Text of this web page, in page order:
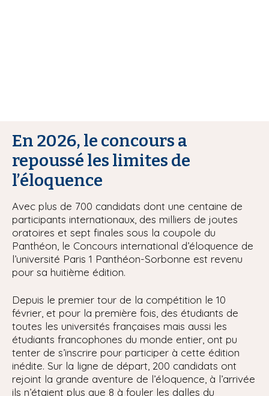
En 2026, le concours a
repoussé les limites de
l’éloquence
Avec plus de 700 candidats dont une centaine de
participants internationaux, des milliers de joutes
oratoires et sept finales sous la coupole du
Panthéon, le Concours international d’éloquence de
l’université Paris 1 Panthéon-Sorbonne est revenu
pour sa huitième édition.
Depuis le premier tour de la compétition le 10
février, et pour la première fois, des étudiants de
toutes les universités françaises mais aussi les
étudiants francophones du monde entier, ont pu
tenter de s’inscrire pour participer à cette édition
inédite. Sur la ligne de départ, 200 candidats ont
rejoint la grande aventure de l’éloquence, à l’arrivée
ils n’étaient plus que 8 à fouler les dalles du